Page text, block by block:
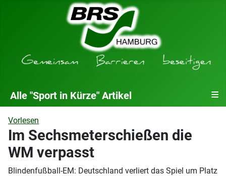
Alle "Sport in Kürze" Artikel ≡
Vorlesen
Im Sechsmeterschießen die
WM verpasst
Blindenfußball-EM: Deutschland verliert das Spiel um Platz